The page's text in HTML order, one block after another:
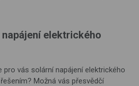
elektrického
pro vás solární napájení elektrického
Možná vás přesvědčí